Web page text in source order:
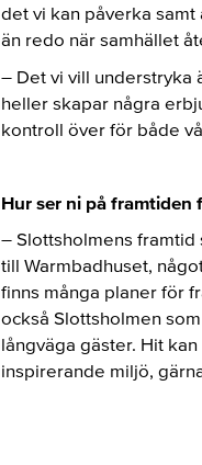
det vi kan påverka
än redo när samhället
– Det vi vill understryka
heller skapar några
kontroll över för både
Hur ser ni på framtiden
– Slottsholmens framtid
till Warmbadhuset,
finns många planer för
också Slottsholmen
långväga gäster. Hit
inspirerande miljö,